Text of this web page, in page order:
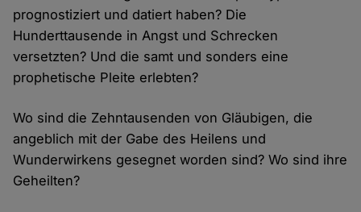
prognostiziert und datiert haben? Die
Hunderttausende in Angst und Schrecken
versetzten? Und die samt und sonders eine
prophetische Pleite erlebten?
Wo sind die Zehntausenden von Gläubigen, die
angeblich mit der Gabe des Heilens und
Wunderwirkens gesegnet worden sind? Wo sind ihre
Geheilten?